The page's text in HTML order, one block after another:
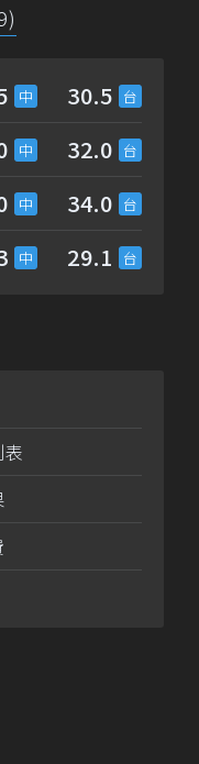
30.5
32.0
34.0
29.1